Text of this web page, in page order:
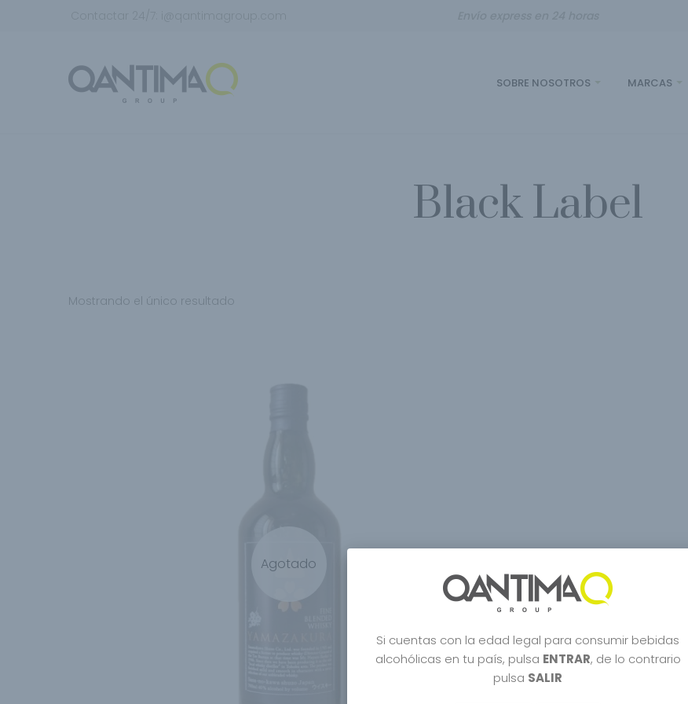
SOBRE NOSOTROS MARCAS
Black Label
Mostrando el único resultado
Agotado
Si cuentas con la edad legal para consumir bebidas
alcohólicas en tu país, pulsa ENTRAR, de lo contrario
pulsa SALIR